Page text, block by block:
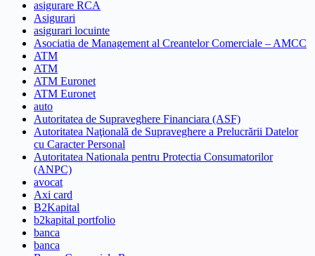
asigurare RCA
Asigurari
asigurari locuinte
Asociatia de Management al Creantelor Comerciale – AMCC
ATM
ATM
ATM Euronet
ATM Euronet
auto
Autoritatea de Supraveghere Financiara (ASF)
Autoritatea Naţională de Supraveghere a Prelucrării Datelor
cu Caracter Personal
Autoritatea Nationala pentru Protectia Consumatorilor
(ANPC)
avocat
Axi card
B2Kapital
b2kapital portfolio
banca
banca